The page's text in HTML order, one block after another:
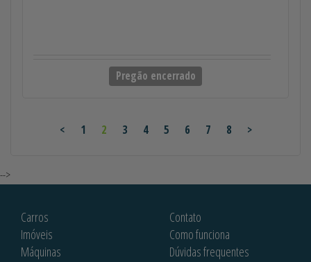
Pregão encerrado
< 1 2 3 4 5 6 7 8 >
-->
Carros
Imóveis
Máquinas
Contato
Como funciona
Dúvidas frequentes